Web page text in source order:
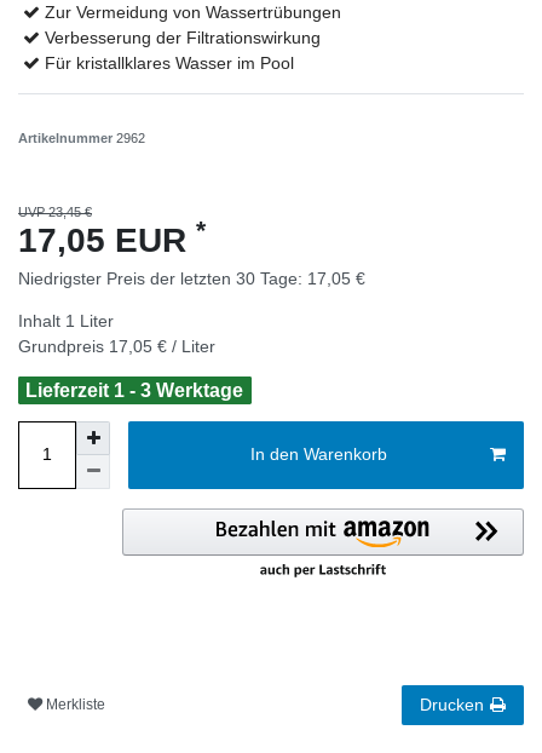
Zur Vermeidung von Wassertrübungen
Verbesserung der Filtrationswirkung
Für kristallklares Wasser im Pool
Artikelnummer 2962
UVP 23,45 €
17,05 EUR *
Niedrigster Preis der letzten 30 Tage: 17,05 €
Inhalt 1 Liter
Grundpreis 17,05 € / Liter
Lieferzeit 1 - 3 Werktage
In den Warenkorb
Merkliste Drucken